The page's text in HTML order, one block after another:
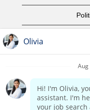
Aviso